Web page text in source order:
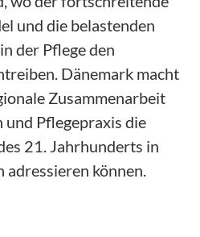
und die belastenden
der Pflege den
Dänemark macht
Zusammenarbeit
und Pflegepraxis die
21. Jahrhunderts in
adressieren können.